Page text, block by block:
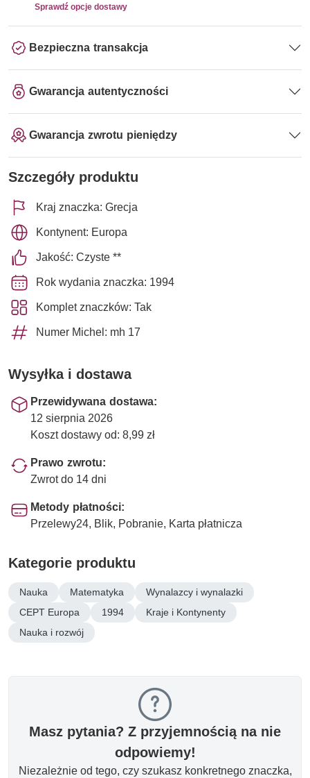
Sprawdź opcje dostawy
Bezpieczna transakcja
Gwarancja autentyczności
Gwarancja zwrotu pieniędzy
Szczegóły produktu
Kraj znaczka: Grecja
Kontynent: Europa
Jakość: Czyste **
Rok wydania znaczka: 1994
Komplet znaczków: Tak
Numer Michel: mh 17
Wysyłka i dostawa
Przewidywana dostawa:
12 sierpnia 2026
Koszt dostawy od: 8,99 zł
Prawo zwrotu:
Zwrot do 14 dni
Metody płatności:
Przelewy24, Blik, Pobranie, Karta płatnicza
Kategorie produktu
Nauka Matematyka
Wynalazcy i wynalazki
CEPT Europa
1994
Kraje i Kontynenty
Nauka i rozwój
Masz pytania? Z przyjemnością na nie
odpowiemy!
Niezależnie od tego, czy szukasz konkretnego znaczka,